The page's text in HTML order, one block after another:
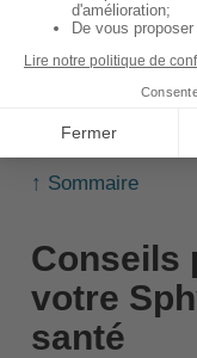
moispour une
accidents et les
complète,
les soins
environ30 à 50
↑ Sommaire
Conseils
votre
santé